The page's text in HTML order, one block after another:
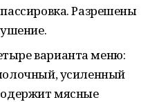
Разрешены
варианта меню:
усиленный
мясные